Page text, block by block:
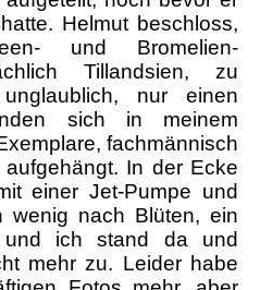
Helmut beschloss,
und Bromelien-
Tillandsien, zu
nur einen
sich in meinem
fachmännisch
In der Ecke
einer Jet-Pumpe und
wenig nach Blüten, ein
ich stand da und
mehr zu. Leider habe